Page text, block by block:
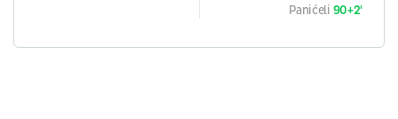
Panićeli 90+2'